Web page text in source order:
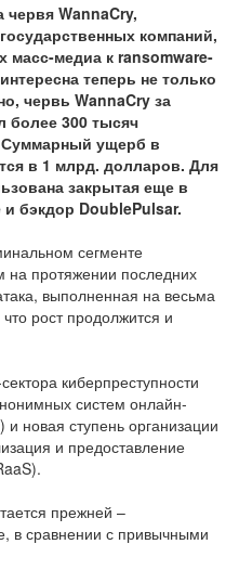
червя WannaCry,
компаний,
медиа к ransomware-
теперь не только
червь WannaCry за
более 300 тысяч
ущерб в
в 1 млрд. долларов. Для
закрытая еще в
бэкдор DoublePulsar.
сегменте
протяжении последних
выполненная на весьма
рост продолжится и
киберпреступности
систем онлайн-
новая ступень организации
и предоставление
прежней –
в сравнении с привычными